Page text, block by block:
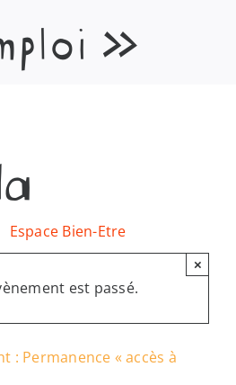
»
Espace Bien-Etre
est passé.
×
: Permanence « accès à